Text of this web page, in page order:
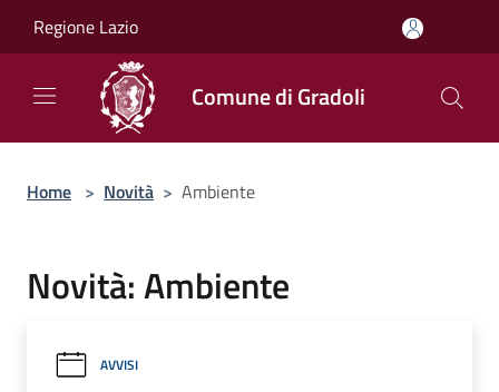
Regione Lazio
Comune di Gradoli
Home > Novità > Ambiente
Novità: Ambiente
AVVISI